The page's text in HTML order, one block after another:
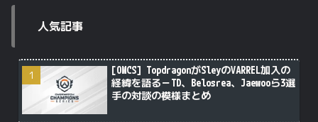
人気記事
[OWCS] TopdragonがSleyのVARREL加入の
経緯を語る－TD、Belosrea、Jaewooら3選
手の対談の模様まとめ